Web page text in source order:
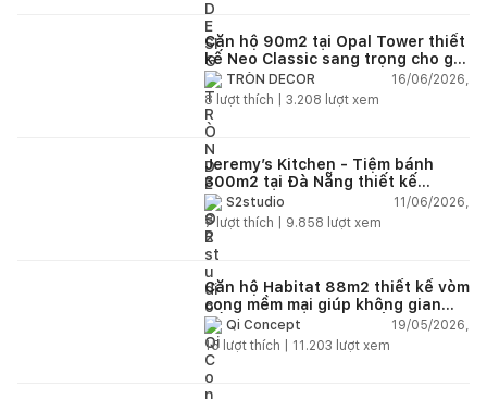
Căn hộ 90m2 tại Opal Tower thiết
kế Neo Classic sang trọng cho gia
đình trẻ
TRÒN DECOR
16/06/2026,
8 lượt thích | 3.208 lượt xem
Jeremy’s Kitchen - Tiệm bánh
300m2 tại Đà Nẵng thiết kế
phong cách công nghiệp hiện đại
ngập tràn ánh sáng tự nhiên
S2studio
11/06/2026,
7lượt thích | 9.858 lượt xem
Căn hộ Habitat 88m2 thiết kế vòm
cong mềm mại giúp không gian
sống hiện đại trở nên ấm áp hơn
Qi Concept
19/05/2026,
15 lượt thích | 11.203 lượt xem